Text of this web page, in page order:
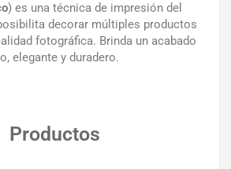
) es una técnica de impresión del
decorar múltiples productos
fotográfica. Brinda un acabado
elegante y duradero.
Productos